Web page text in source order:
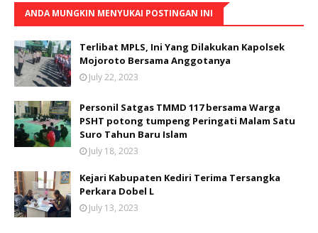
ANDA MUNGKIN MENYUKAI POSTINGAN INI
Terlibat MPLS, Ini Yang Dilakukan Kapolsek
Mojoroto Bersama Anggotanya
July 22, 2023
Personil Satgas TMMD 117 bersama Warga
PSHT potong tumpeng Peringati Malam Satu
Suro Tahun Baru Islam
July 18, 2023
Kejari Kabupaten Kediri Terima Tersangka
Perkara Dobel L
July 13, 2023